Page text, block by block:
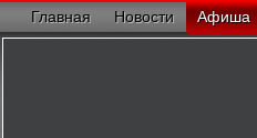
Главная Новости Афиша